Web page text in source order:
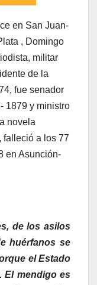
en San Juan-
, Domingo
militar
de la
fue senador
1879 y ministro
novela
falleció a los 77
en Asunción-
de los asilos
huérfanos se
el Estado
El mendigo es